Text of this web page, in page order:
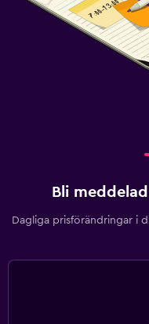
Bli
Dagliga prisförändringar i